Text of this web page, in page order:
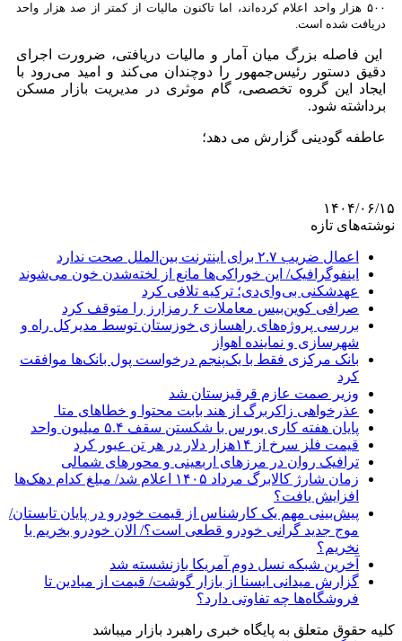
۵۰۰ هزار واحد اعلام کرده‌اند، اما تاکنون مالیات از کمتر از صد هزار واحد
دریافت شده است.
این فاصله بزرگ میان آمار و مالیات دریافتی، ضرورت اجرای
دقیق دستور رئیس‌جمهور را دوچندان می‌کند و امید می‌رود با
ایجاد این گروه تخصصی، گام موثری در مدیریت بازار مسکن
برداشته شود.
عاطفه گودینی گزارش می دهد؛
۱۴۰۴/۰۶/۱۵
نوشته‌های تازه
اعمال ضریب ۲.۷ برای اینترنت بین‌الملل صحت ندارد
اینفوگرافیک/ این خوراکی‌ها مانع از لخته‌شدن خون می‌شوند
عهدشکنی بی‌وای‌دی؛ ترکیه تلافی کرد
صرافی کوین‌بیس معاملات ۶ رمزارز را متوقف کرد
بررسی پروژه‌های راهسازی خوزستان توسط مدیرکل راه و
شهرسازی و نماینده اهواز
بانک مرکزی فقط با یک‌‎پنجم درخواست پول بانک‌ها موافقت
کرد
وزیر صمت عازم قرقیزستان شد
عذرخواهی زاکربرگ از هند بابت محتوا و خطاهای متا
پایان هفته کاری بورس با شکستن سقف ۵.۴ میلیون واحد
قیمت فلز سرخ از ۱۴هزار دلار در هر تن عبور کرد
ترافیک روان در مرزهای اربعینی و محورهای شمالی
زمان شارژ کالابرگ مرداد ۱۴۰۵ اعلام شد/ مبلغ کدام دهک‌ها
افزایش یافت؟
پیش‌بینی مهم یک کارشناس از قیمت خودرو در پایان تابستان/
موج جدید گرانی خودرو قطعی است؟/ الان خودرو بخریم یا
نخریم؟
آخرین شبکه نسل دوم آمریکا بازنشسته شد
گزارش میدانی ایسنا از بازار گوشت/ قیمت از میادین تا
فروشگاه‌ها چه تفاوتی دارد؟
کلیه حقوق متعلق به پایگاه خبری راهبرد بازار میباشد